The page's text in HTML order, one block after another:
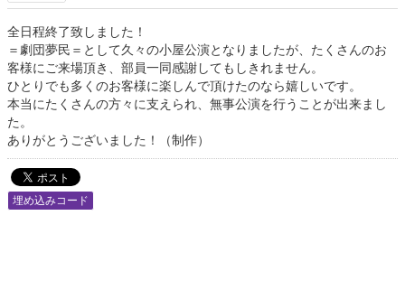
全日程終了致しました！
＝劇団夢民＝として久々の小屋公演となりましたが、たくさんのお
客様にご来場頂き、部員一同感謝してもしきれません。
ひとりでも多くのお客様に楽しんで頂けたのなら嬉しいです。
本当にたくさんの方々に支えられ、無事公演を行うことが出来まし
た。
ありがとうございました！（制作）
埋め込みコード